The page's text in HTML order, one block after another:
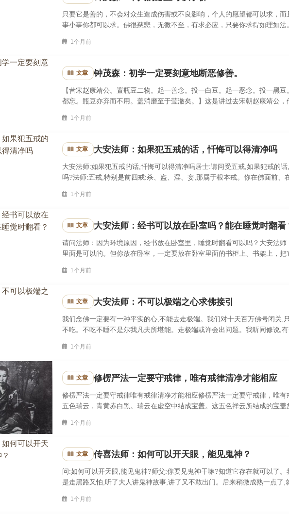
只要它是善的，不会对众生造成伤害或不良影响，个人的愿望都可以求，
事小事你都可以求。佛很慈悲，无微不至，有求必应，只要你求得如理如法
1个月前
文章 钟茂森：初学一定要刻意地断恶修善。
【昔宋赵康靖公。置瓶豆二物。起一善念。投一白豆。起一恶念。投一黑
都忘。瓶豆亦弃而不用。盖消磨至于莹澈矣。】这是讲过去宋朝赵康靖公，
1个月前
文章 大安法师：如果犯五戒的话，忏悔可以得清净吗
大安法师:如果犯五戒的话,忏悔可以得清净吗居士:请问受五戒,如果犯戒的
吗?法师:五戒,特别是前四戒:杀、盗、淫、妄,那属于根本戒。你在佛面前、
1个月前
文章 大安法师：经书可以放在卧室吗？能在睡觉时翻看
请问法师：因为环境原因，经书放在卧室里，睡觉时翻看可以吗？大安法
里面是可以的。但你放在卧室，一定要放在卧室里面的书柜上、书架上，把
1个月前
文章 大安法师：不可以极端之心求佛接引
我们念佛一定要有一种平实的心,不能去走极端。我们对十天百万佛号闭关,
不吃。不吃不睡不是尔我凡夫所堪能。走极端或许会出问题。我听同修说,
1个月前
文章 修楞严法一定要守戒律，唯有戒律清净才能相应
修楞严法一定要守戒律唯有戒律清净才能相应修楞严法一定要守戒律，唯
五色瑞云，青黄赤白黑。瑞云在虚空中结成宝盖。这五色祥云所结成的宝盖
1个月前
文章 传喜法师：如何可以开天眼，能见鬼神？
问:如何可以开天眼,能见鬼神?师父:你要见鬼神干嘛?知道它存在就可以了
是走黑路又怕,听了大人讲鬼神故事,讲了又不敢出门。后来稍微成熟一点了,
1个月前